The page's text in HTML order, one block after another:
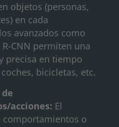
objetos (personas,
en cada
avanzados como
CNN permiten una
precisa en tiempo
bicicletas, etc.
acciones: El
comportamientos o